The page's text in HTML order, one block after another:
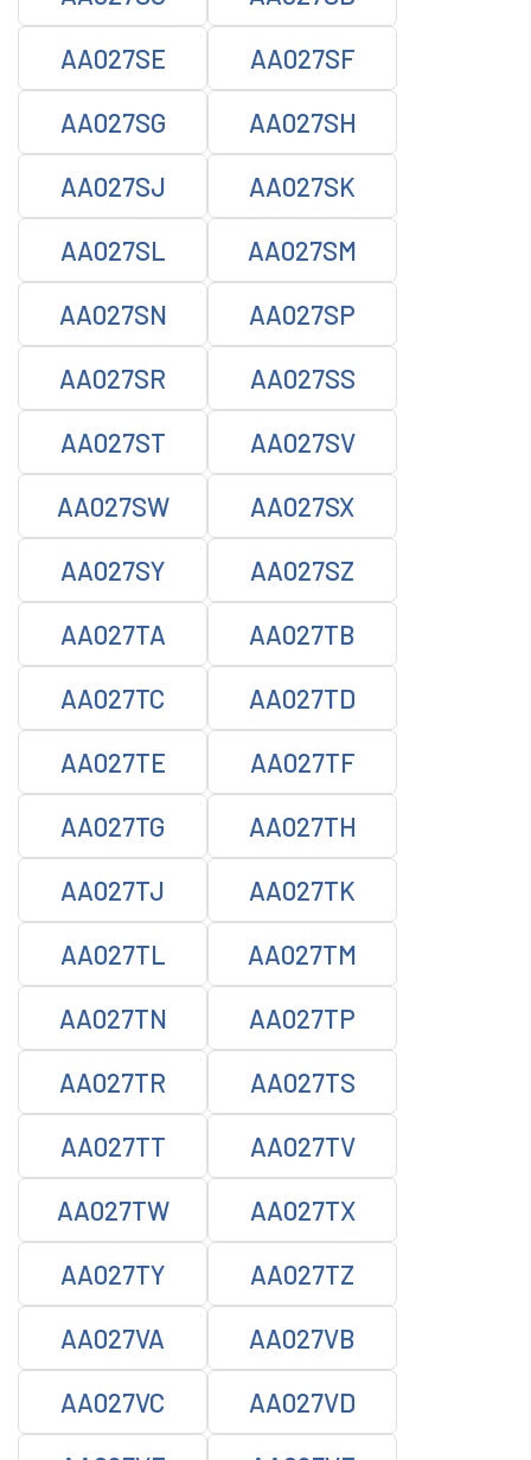
AA027SE AA027SF
AA027SG AA027SH
AA027SJ AA027SK
AA027SL AA027SM
AA027SN AA027SP
AA027SR AA027SS
AA027ST AA027SV
AA027SW AA027SX
AA027SY AA027SZ
AA027TA AA027TB
AA027TC AA027TD
AA027TE AA027TF
AA027TG AA027TH
AA027TJ AA027TK
AA027TL AA027TM
AA027TN AA027TP
AA027TR AA027TS
AA027TT AA027TV
AA027TW AA027TX
AA027TY AA027TZ
AA027VA AA027VB
AA027VC AA027VD